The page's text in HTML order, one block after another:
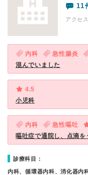
11
アクセ
内科 急性腸炎
混んでいました
4.5
小児科
内科 急性嘔吐
嘔吐症で通院し、点滴
診療科目：
内科、循環器内科、消化器内